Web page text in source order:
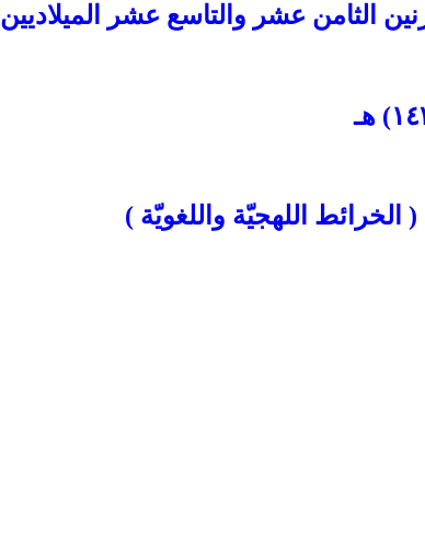
الثامن عشر والتاسع عشر الميلاديين
( الخرائط اللهجيّة واللغويّة )